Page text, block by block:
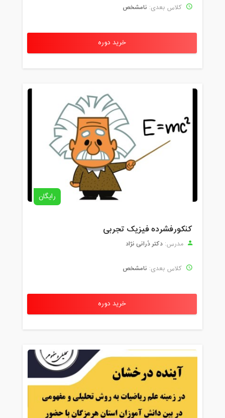
کلاس بعدی: نامشخص
خرید دوره
رایگان
کنکورفشرده فیزیک تجربی
مدرس: دکتر دُرانی نژاد
کلاس بعدی: نامشخص
خرید دوره